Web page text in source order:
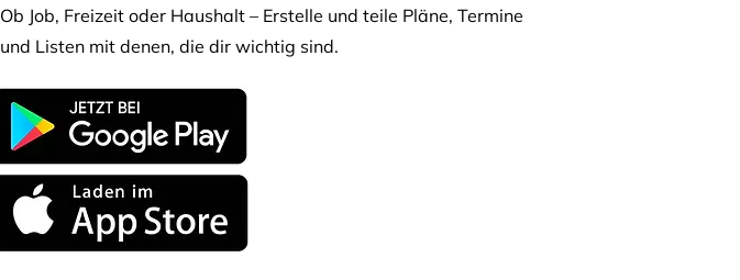
Ob Job, Freizeit oder Haushalt – Erstelle und teile Pläne, Termine
und Listen mit denen, die dir wichtig sind.